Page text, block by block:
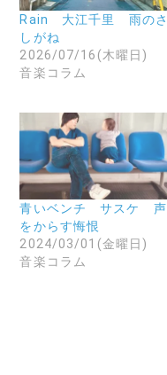
る
に
は
ク
リ
ッ
ク
く
だ
さ
い
(
新
し
い
ウ
ィ
ン
ド
ウ
で
開
で
リ
ン
を
送
し
い
ウ
ィ
ン
ド
ウ
で
開
き
ま
す
)
し
い
ウ
ン
ド
き
す
Rain 大江千里 雨のさ
しがね
2026/07/16(木曜日)
音楽コラム
青いベンチ サスケ 声
をからす悔恨
2024/03/01(金曜日)
音楽コラム